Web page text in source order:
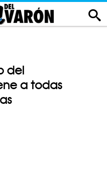
del
a todas